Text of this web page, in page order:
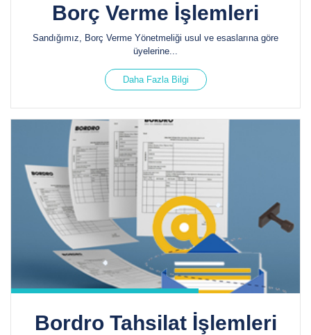
Borç Verme İşlemleri
Sandığımız, Borç Verme Yönetmeliği usul ve esaslarına göre
üyelerine...
Daha Fazla Bilgi
Bordro Tahsilat İşlemleri